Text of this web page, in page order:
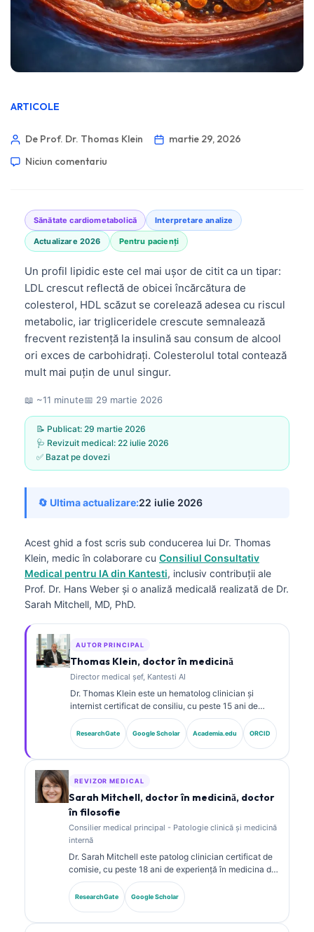
ARTICOLE
De Prof. Dr. Thomas Klein
martie 29, 2026
Niciun comentariu
Sănătate cardiometabolică Interpretare analize
Actualizare 2026 Pentru pacienți
Un profil lipidic este cel mai ușor de citit ca un tipar:
LDL crescut reflectă de obicei încărcătura de
colesterol, HDL scăzut se corelează adesea cu riscul
metabolic, iar trigliceridele crescute semnalează
frecvent rezistență la insulină sau consum de alcool
ori exces de carbohidrați. Colesterolul total contează
mult mai puțin de unul singur.
📖 ~11 minute📅 29 martie 2026
📝 Publicat: 29 martie 2026
🩺 Revizuit medical: 22 iulie 2026
✅ Bazat pe dovezi
🔄 Ultima actualizare:22 iulie 2026
Acest ghid a fost scris sub conducerea lui Dr. Thomas
Klein, medic în colaborare cu Consiliul Consultativ
Medical pentru IA din Kantesti, inclusiv contribuții ale
Prof. Dr. Hans Weber și o analiză medicală realizată de Dr.
Sarah Mitchell, MD, PhD.
AUTOR PRINCIPAL
Thomas Klein, doctor în medicină
Director medical șef, Kantesti AI
Dr. Thomas Klein este un hematolog clinician și
internist certificat de consiliu, cu peste 15 ani de
experiență în medicina de laborator și analiză clinică
asistată de AI. În calitate de Chief Medical Officer la
Kantesti AI, el asigură supravegherea clinică a
biomarkerilor și diagnosticul de laborator în domeniul
medicinei de laborator.
ResearchGate Google Scholar Academia.edu ORCID
REVIZOR MEDICAL
Sarah Mitchell, doctor în medicină, doctor
în filosofie
Consilier medical principal - Patologie clinică și medicină
internă
Dr. Sarah Mitchell este patolog clinician certificat de
comisie, cu peste 18 ani de experiență în medicina de
laborator și analiza diagnostică. Deține certificări de
specialitate în chimie clinică și a publicat pe larg
despre panouri de biomarkeri și analiza de laborator
ResearchGate Google Scholar